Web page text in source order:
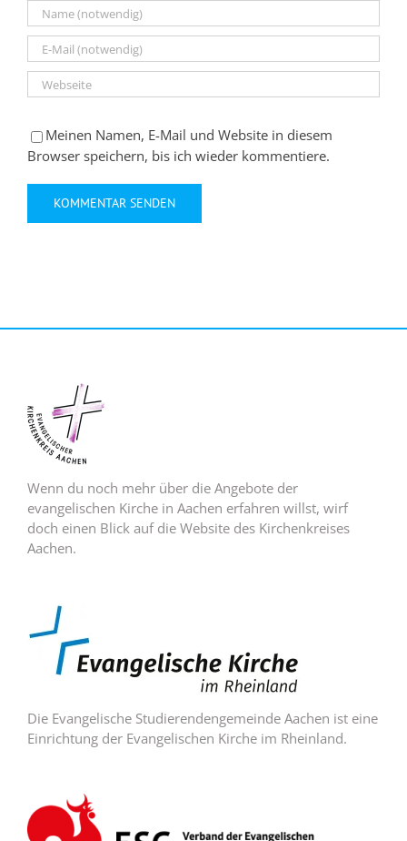
Meinen Namen, E-Mail und Website in diesem
Browser speichern, bis ich wieder kommentiere.
Wenn du noch mehr über die Angebote der
evangelischen Kirche in Aachen erfahren willst, wirf
doch einen Blick auf die Website des Kirchenkreises
Aachen.
Die Evangelische Studierendengemeinde Aachen ist eine
Einrichtung der Evangelischen Kirche im Rheinland.